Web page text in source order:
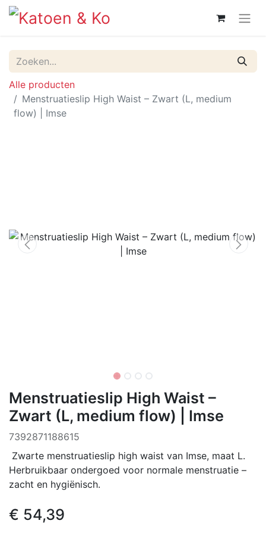
Alle producten
Menstruatieslip High Waist – Zwart (L, medium
flow) | Imse
Menstruatieslip High Waist –
Zwart (L, medium flow) | Imse
7392871188615
Zwarte menstruatieslip high waist van Imse, maat L.
Herbruikbaar ondergoed voor normale menstruatie –
zacht en hygiënisch.
€ 54,39